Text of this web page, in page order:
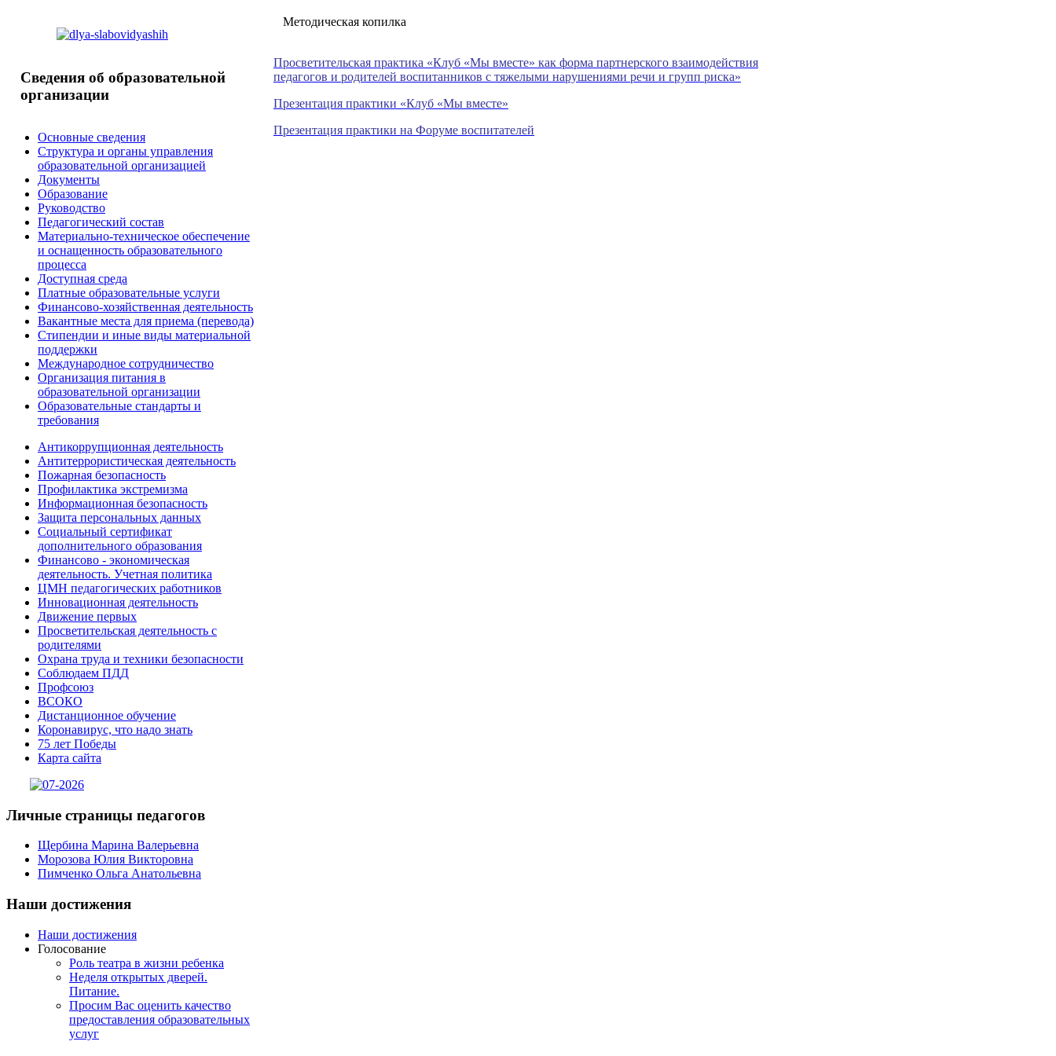
Сведения об образовательной
организации
Основные сведения
Структура и органы управления
образовательной организацией
Документы
Образование
Руководство
Педагогический состав
Материально-техническое обеспечение
и оснащенность образовательного
процесса
Доступная среда
Платные образовательные услуги
Финансово-хозяйственная деятельность
Вакантные места для приема (перевода)
Стипендии и иные виды материальной
поддержки
Международное сотрудничество
Организация питания в
образовательной организации
Образовательные стандарты и
требования
Антикоррупционная деятельность
Антитеррористическая деятельность
Пожарная безопасность
Профилактика экстремизма
Информационная безопасность
Защита персональных данных
Социальный сертификат
дополнительного образования
Финансово - экономическая
деятельность. Учетная политика
ЦМН педагогических работников
Инновационная деятельность
Движение первых
Просветительская деятельность с
родителями
Охрана труда и техники безопасности
Соблюдаем ПДД
Профсоюз
ВСОКО
Дистанционное обучение
Коронавирус, что надо знать
75 лет Победы
Карта сайта
Личные страницы педагогов
Щербина Марина Валерьевна
Морозова Юлия Викторовна
Пимченко Ольга Анатольевна
Наши достижения
Наши достижения
Голосование
Роль театра в жизни ребенка
Неделя открытых дверей.
Питание.
Просим Вас оценить качество
предоставления образовательных
услуг
Методическая копилка
Просветительская практика «Клуб «Мы вместе» как форма партнерского взаимодействия
педагогов и родителей воспитанников с тяжелыми нарушениями речи и групп риска»
Презентация практики «Клуб «Мы вместе»
Презентация практики на Форуме воспитателей